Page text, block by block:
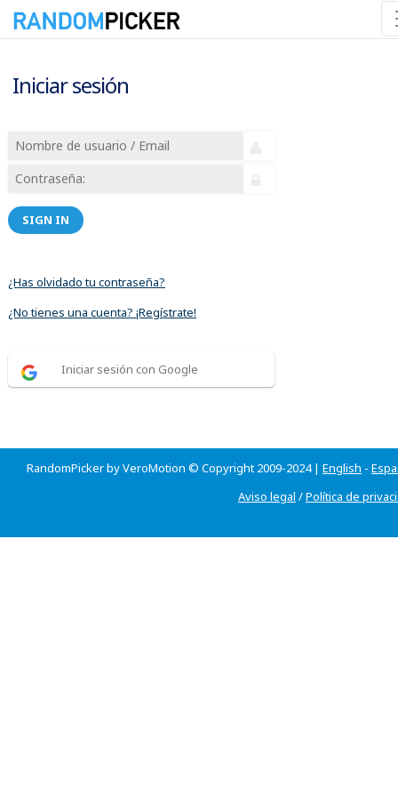
Iniciar sesión
SIGN IN
¿Has olvidado tu contraseña?
¿No tienes una cuenta? ¡Regístrate!
Iniciar sesión con Google
RandomPicker by VeroMotion © Copyright 2009-2024 | English -
Aviso legal /Política de